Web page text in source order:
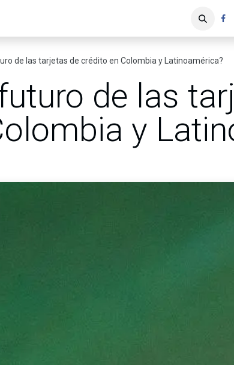
de las tarjetas de crédito en Colombia y Latinoamérica?
de las
y